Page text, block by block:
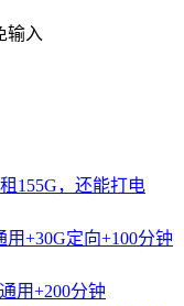
输入
155G，还能打电
+30G定向+100分钟
用+200分钟